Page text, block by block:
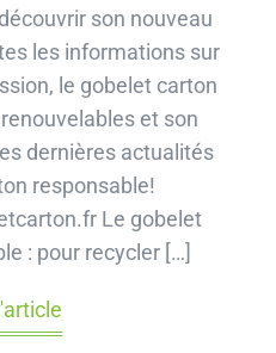
son nouveau
les informations sur
le gobelet carton
et son
dernières actualités
responsable!
Le gobelet
: pour recycler […]